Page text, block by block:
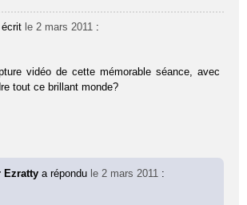
le 2 mars 2011 :
vidéo de cette mémorable séance, avec
tout ce brillant monde?
Ezrattya répondu le 2 mars 2011 :